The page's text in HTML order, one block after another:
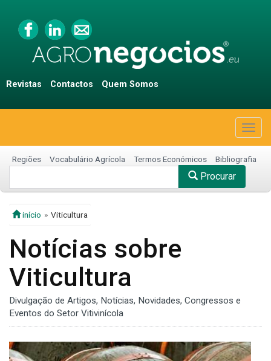
Revistas Contactos Quem Somos
Regiões Vocabulário Agrícola Termos Económicos Bibliografia
Procurar
início Viticultura
Notícias sobre
Viticultura
Divulgação de Artigos, Notícias, Novidades, Congressos e
Eventos do Setor Vitivinícola